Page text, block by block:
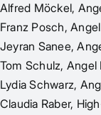
Alfred Möckel,
Franz Posch,
Jeyran Sanee,
Tom Schulz,
Lydia Schwarz,
Claudia Raber,